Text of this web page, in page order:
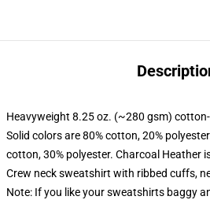
Heavyweight 8.25 oz. (~280 gsm)
Solid colors are 80% cotton, 20%
cotton, 30% polyester. Charcoal Heather
Crew neck sweatshirt with ribbed cuffs,
Note: If you like your sweatshirts baggy